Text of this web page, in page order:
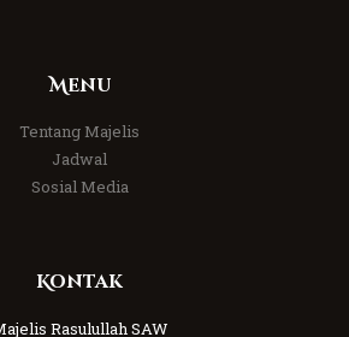
Menu
Tentang Majelis
Jadwal
Sosial Media
Kontak
Rasulullah SAW